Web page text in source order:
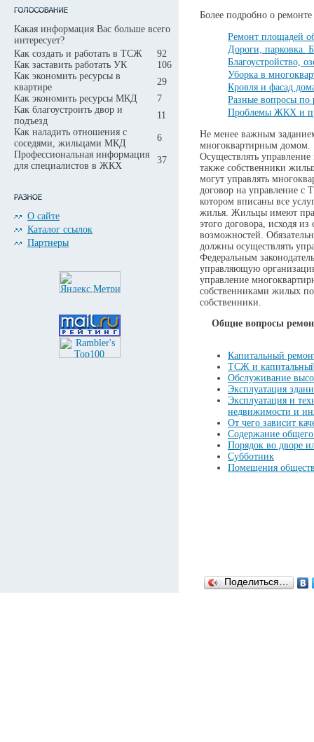
Какая информация Вас больше всего
интересует?
Как создать и работать в ТСЖ
92
Как заставить работать УК
106
Как экономить ресурсы в
квартире
29
Как экономить ресурсы МКД
7
Как благоустроить двор и
подъезд
11
Как наладить отношения с
соседями, жильцами МКД
6
Профессиональная информация
для специалистов в ЖКХ
37
О сайте
Каталог ссылок
Партнеры
Более подробно о
Ремонт площадей
Дороги, парковка.
Благоустройство,
Уборка в
Кровля и фасад
Разные вопросы
Проблемы ЖКХ и
Не менее важным
многоквартирным домом.
Осуществлять
также собственники
могут управлять
договор на управление
котором вписаны все
жилья. Жильцы имеют
этого договора, исходя
возможностей.
должны осуществлять
Федеральным
управляющую
управление
собственниками жилых
собственники.
Общие вопросы
Капитальный
ТСЖ и
Обслуживание
Эксплуатация
Эксплуатация и
недвижимости и
От чего зависит
Cодержание
Порядок во дворе
Субботник
Помещения
Поделиться…